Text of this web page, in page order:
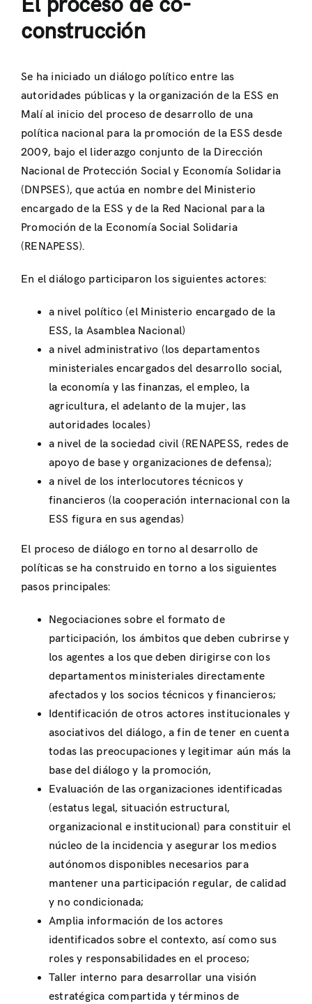
construcción
Se ha iniciado un diálogo político entre las
autoridades públicas y la organización de la ESS en
Malí al inicio del proceso de desarrollo de una
política nacional para la promoción de la ESS desde
2009, bajo el liderazgo conjunto de la Dirección
Nacional de Protección Social y Economía Solidaria
(DNPSES), que actúa en nombre del Ministerio
encargado de la ESS y de la Red Nacional para la
Promoción de la Economía Social Solidaria
(RENAPESS).
En el diálogo participaron los siguientes actores:
a nivel político (el Ministerio encargado de la
ESS, la Asamblea Nacional)
a nivel administrativo (los departamentos
ministeriales encargados del desarrollo social,
la economía y las finanzas, el empleo, la
agricultura, el adelanto de la mujer, las
autoridades locales)
a nivel de la sociedad civil (RENAPESS, redes de
apoyo de base y organizaciones de defensa);
a nivel de los interlocutores técnicos y
financieros (la cooperación internacional con la
ESS figura en sus agendas)
El proceso de diálogo en torno al desarrollo de
políticas se ha construido en torno a los siguientes
pasos principales:
Negociaciones sobre el formato de
participación, los ámbitos que deben cubrirse y
los agentes a los que deben dirigirse con los
departamentos ministeriales directamente
afectados y los socios técnicos y financieros;
Identificación de otros actores institucionales y
asociativos del diálogo, a fin de tener en cuenta
todas las preocupaciones y legitimar aún más la
base del diálogo y la promoción,
Evaluación de las organizaciones identificadas
(estatus legal, situación estructural,
organizacional e institucional) para constituir el
núcleo de la incidencia y asegurar los medios
autónomos disponibles necesarios para
mantener una participación regular, de calidad
y no condicionada;
Amplia información de los actores
identificados sobre el contexto, así como sus
roles y responsabilidades en el proceso;
Taller interno para desarrollar una visión
estratégica compartida y términos de